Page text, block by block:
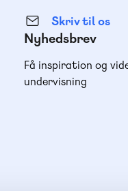
Skriv til os
Nyhedsbrev
Få inspiration og
undervisning